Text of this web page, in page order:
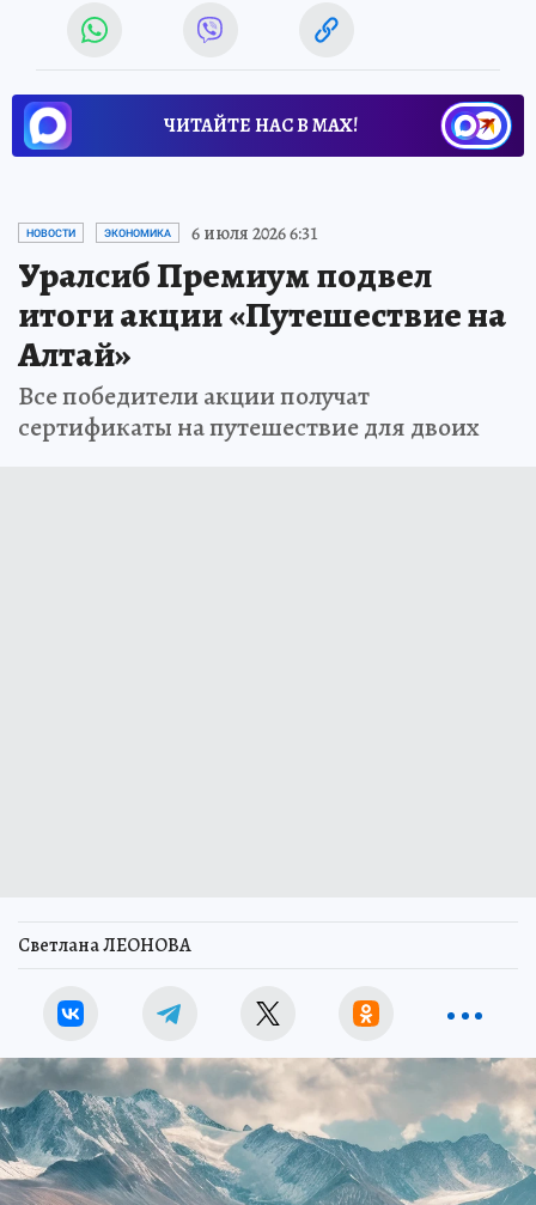
ЧИТАЙТЕ НАС В МАХ!
НОВОСТИ ЭКОНОМИКА 6 июля 2026 6:31
Уралсиб Премиум подвел
итоги акции «Путешествие на
Алтай»
Все победители акции получат
сертификаты на путешествие для двоих
Светлана ЛЕОНОВА